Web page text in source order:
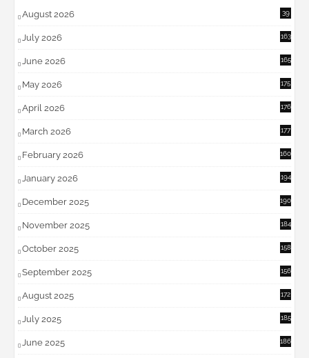
August 2026 39
July 2026 163
June 2026 165
May 2026 175
April 2026 176
March 2026 177
February 2026 160
January 2026 194
December 2025 190
November 2025 184
October 2025 158
September 2025 156
August 2025 172
July 2025 185
June 2025 186